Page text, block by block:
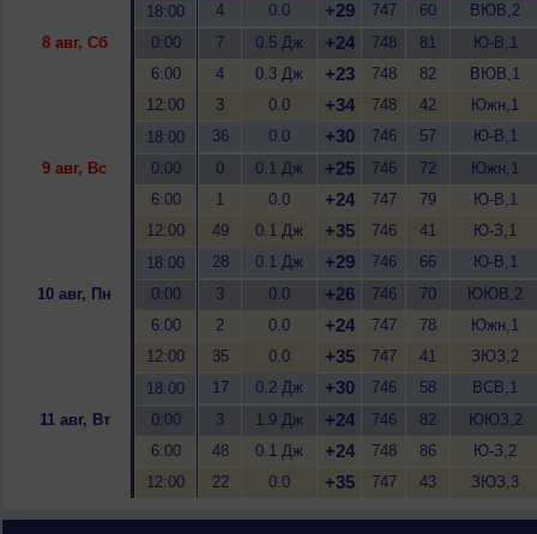
18:00
4 0.0 +29 747 60
ВЮВ,2
8 авг, Сб
0:00 7 0.5 Дж +24 748 81
Ю-В,1
6:00
4 0.3 Дж +23 748 82
ВЮВ,1
12:00
3 0.0 +34 748 42
Южн,1
18:00
36 0.0 +30 746 57
Ю-В,1
9 авг, Вс
0:00 0 0.1 Дж +25 746 72
Южн,1
6:00
1 0.0 +24 747 79
Ю-В,1
12:00
49 0.1 Дж +35 746 41
Ю-З,1
18:00
28 0.1 Дж +29 746 66
Ю-В,1
10 авг, Пн
0:00 3 0.0 +26 746 70
ЮЮВ,2
6:00
2 0.0 +24 747 78
Южн,1
12:00
35 0.0 +35 747 41
ЗЮЗ,2
18:00
17 0.2 Дж +30 746 58
ВСВ,1
11 авг, Вт
0:00 3 1.9 Дж +24 746 82
ЮЮЗ,2
6:00
48 0.1 Дж +24 748 86
Ю-З,2
12:00
22 0.0 +35 747 43 ЗЮЗ,3